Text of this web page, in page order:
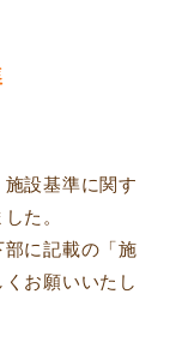
設基準に関す
た。
に記載の「施
お願いいたし